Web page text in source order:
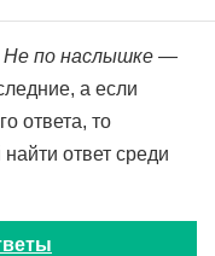
Не по наслышке —
а если
ответа, то
ответ среди